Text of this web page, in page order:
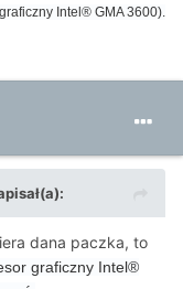
Intel® GMA 3600).
dana paczka, to
graficzny Intel®